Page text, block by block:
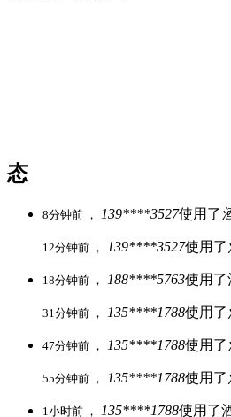
态
8分钟前 ， 139****3527使用了
12分钟前 ， 139****3527使用了
18分钟前 ， 188****5763使用了
31分钟前 ， 135****1788使用了
47分钟前 ， 135****1788使用了
55分钟前 ， 135****1788使用了
1小时前 ， 135****1788使用了